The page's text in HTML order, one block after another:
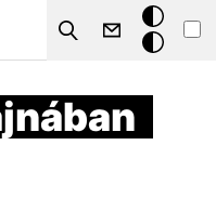
Search
Sötét
mód